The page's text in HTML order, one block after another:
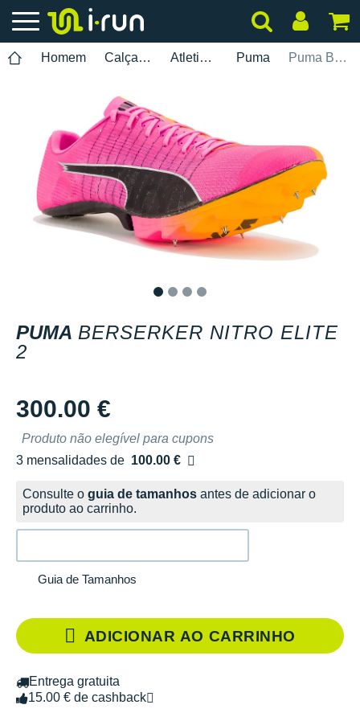
Homem Calçados Atletismo Puma Puma Berserker Nitro Elite 2
PUMA BERSERKER NITRO ELITE
2
300.00 €
Produto não elegível para cupons
3 mensalidades de 100.00 €
sem custos
Consulte o guia de tamanhos antes de adicionar o
produto ao carrinho.
Guia de Tamanhos
ADICIONAR AO CARRINHO
Entrega gratuita
15.00 € de cashback